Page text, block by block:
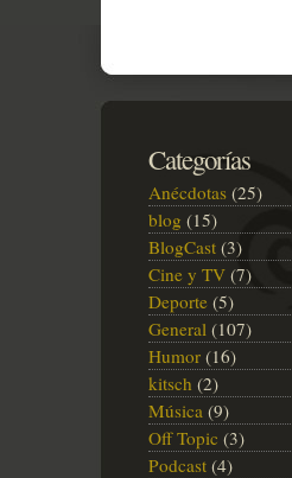
Categorías
Anécdotas (25)
blog (15)
BlogCast (3)
Cine y TV (7)
Deporte (5)
General (107)
Humor (16)
kitsch (2)
Música (9)
Off Topic (3)
Podcast (4)